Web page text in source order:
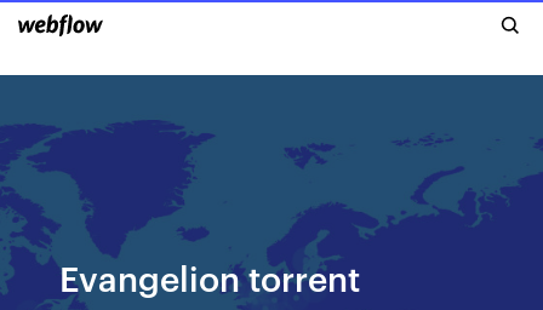
Evangelion torrent